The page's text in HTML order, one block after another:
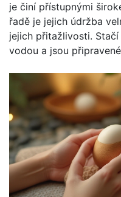
je činí přístupnými
řadě je jejich údržba
jejich přitažlivosti.
vodou a jsou